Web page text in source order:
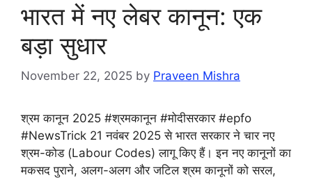
भारत में नए लेबर कानून: एक
बड़ा सुधार
November 22, 2025 by Praveen Mishra
श्रम कानून 2025 #श्रमकानून #मोदीसरकार #epfo
#NewsTrick 21 नवंबर 2025 से भारत सरकार ने चार नए
श्रम-कोड (Labour Codes) लागू किए हैं। इन नए कानूनों का
मकसद पुराने, अलग-अलग और जटिल श्रम कानूनों को सरल,